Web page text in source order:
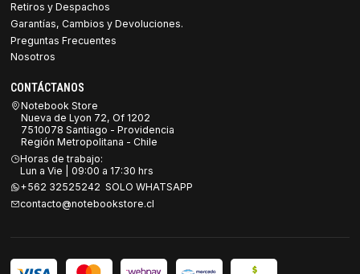
Retiros y Despachos
Garantías, Cambios y Devoluciones.
Preguntas Frecuentes
Nosotros
CONTÁCTANOS
Notebook Store
Nueva de Lyon 72, Of 1202
7510078 Santiago - Providencia
Región Metropolitana - Chile
Horas de trabajo:
Lun a Vie | 09:00 a 17:30 hrs
+562 32525242 SOLO WHATSAPP
contacto@notebookstore.cl